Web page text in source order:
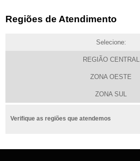
Regiões de Atendimento
Selecione:
REGIÃO CENTRAL
ZONA OESTE
ZONA SUL
Verifique as regiões que atendemos